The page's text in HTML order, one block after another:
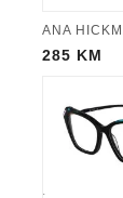
ANA
285 KM